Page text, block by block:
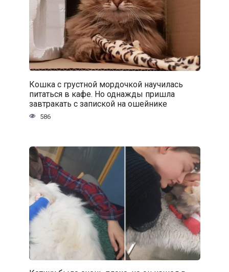
Кошка с грустной мордочкой научилась
питаться в кафе. Но однажды пришла
завтракать с запиской на ошейнике
586